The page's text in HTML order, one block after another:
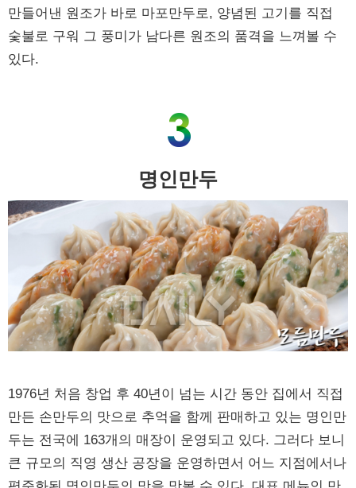
만들어낸 원조가 바로 마포만두로, 양념된 고기를 직접
숯불로 구워 그 풍미가 남다른 원조의 품격을 느껴볼 수
있다.
명인만두
1976년 처음 창업 후 40년이 넘는 시간 동안 집에서 직접
만든 손만두의 맛으로 추억을 함께 판매하고 있는 명인만
두는 전국에 163개의 매장이 운영되고 있다. 그러다 보니
큰 규모의 직영 생산 공장을 운영하면서 어느 지점에서나